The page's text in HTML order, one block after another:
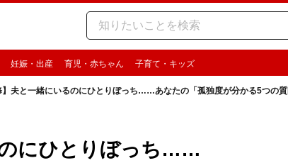
妊娠・出産 育児・赤ちゃん 子育て・キッズ
】夫と一緒にいるのにひとりぼっち……あなたの「孤独度が分かる5つの質
のにひとりぼっち……